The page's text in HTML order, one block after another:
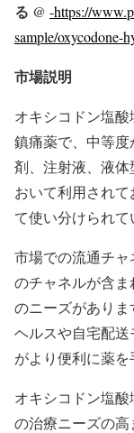
る @ -https://
sample/oxycodone-
市場説明
オキシコドン塩
鎮痛薬で、中等
剤、注射液、液
おいて利用され
て使い分けられて
市場での流通チ
のチャネルが含
のニーズがあり
ヘルスや自宅配
がより便利に薬を
オキシコドン塩
の治療ニーズの